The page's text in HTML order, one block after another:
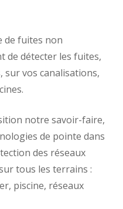
de fuites non
de détecter les fuites,
sur vos canalisations,
notre savoir-faire,
de pointe dans
des réseaux
tous les terrains :
piscine, réseaux